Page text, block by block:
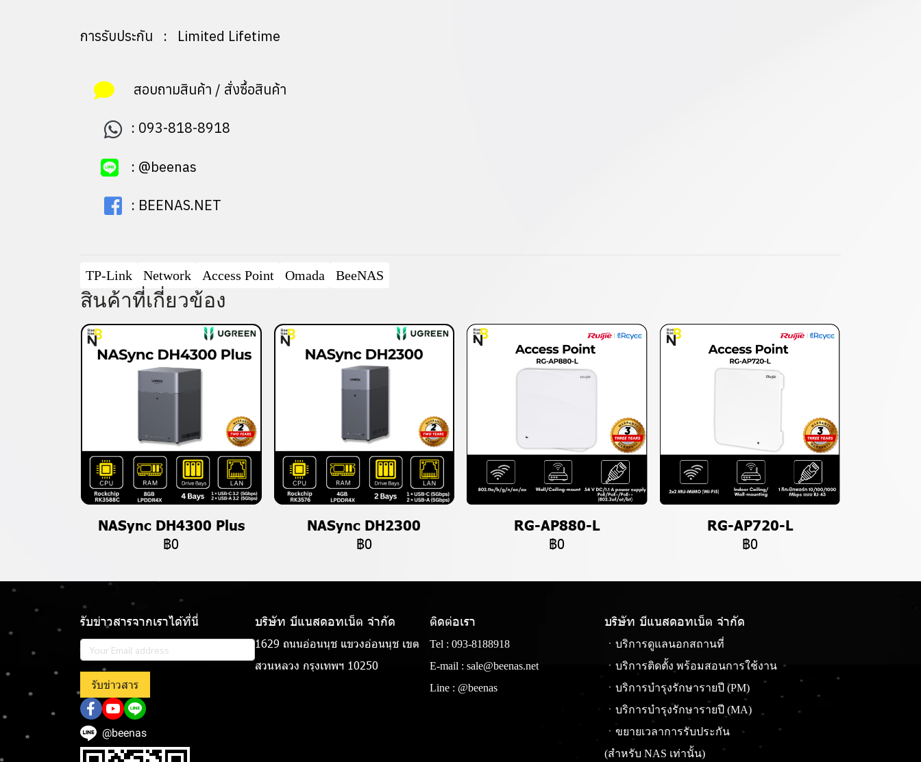
การรับประกัน : Limited Lifetime
สอบถามสินค้า / สั่งซื้อสินค้า
: 093-818-8918
: @beenas
: BEENAS.NET
TP-Link Network Access Point Omada BeeNAS
สินค้าที่เกี่ยวข้อง
NASync DH4300 Plus
฿0
NASync DH2300
฿0
RG-AP880-L
฿0
RG-AP720-L
฿0
รับข่าวสารจากเราได้ที่นี่
รับข่าวสาร
@beenas
บริษัท บีแนสดอทเน็ต จํากัด
1629 ถนนอ่อนนุช แขวงอ่อนนุช เขต
สวนหลวง กรุงเทพฯ 10250
ติดต่อเรา
Tel : 093-8188918
E-mail : sale@beenas.net
Line : @beenas
บริษัท บีแนสดอทเน็ต จํากัด
ㆍบริการดูแลนอกสถานที่
ㆍบริการติดตั้ง พร้อมสอนการใช้งาน
ㆍบริการบำรุงรักษารายปี (PM)
ㆍบริการบำรุงรักษารายปี (MA)
ㆍขยายเวลาการรับประกัน
(สำหรับ NAS เท่านั้น)